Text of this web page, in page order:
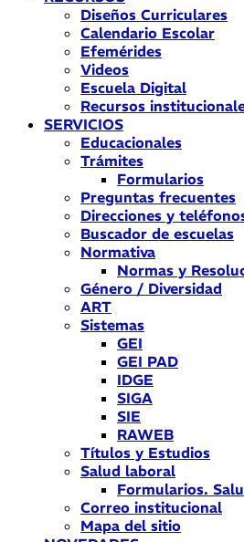
Diseños Curriculares
Calendario Escolar
Efemérides
Videos
Escuela Digital
Recursos
SERVICIOS
Educacionales
Trámites
Formularios
Preguntas frecuentes
Direcciones y
Buscador de escuelas
Normativa
Normas y
Género / Diversidad
ART
Sistemas
GEI
GEI PAD
IDGE
SIGA
SIE
RAWEB
Títulos y Estudios
Salud laboral
Formularios.
Correo institucional
Mapa del sitio